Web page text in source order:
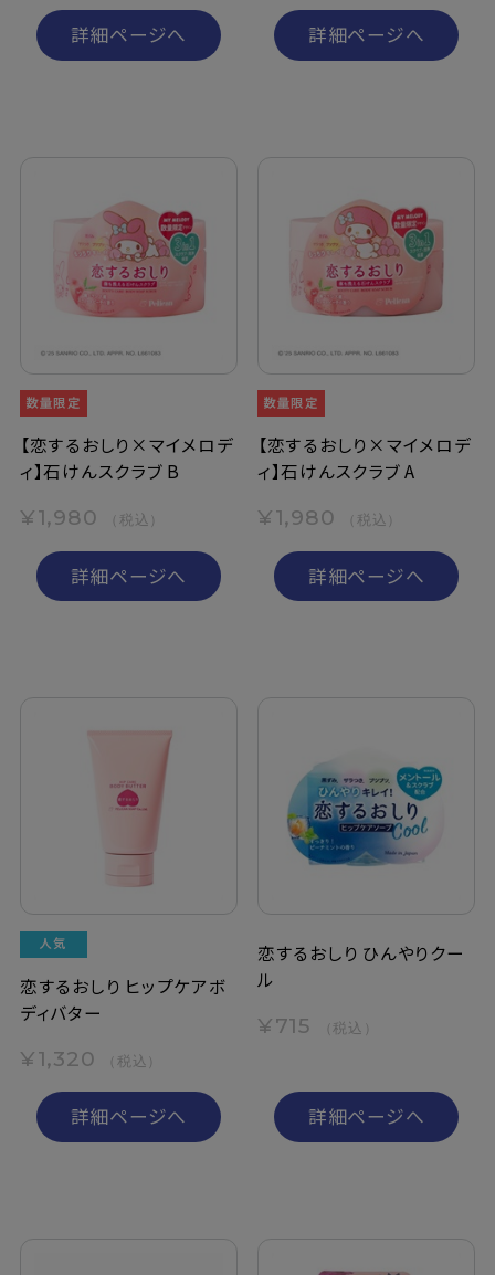
詳細ページへ 詳細ページへ
【恋するおしり×マイメロデ
ィ】石けんスクラブ B
¥1,980 （税込）
詳細ページへ
【恋するおしり×マイメロデ
ィ】石けんスクラブ A
¥1,980 （税込）
詳細ページへ
恋するおしり ヒップケアボ
ディバター
¥1,320 （税込）
詳細ページへ
恋するおしり ひんやりクー
ル
¥715 （税込）
詳細ページへ